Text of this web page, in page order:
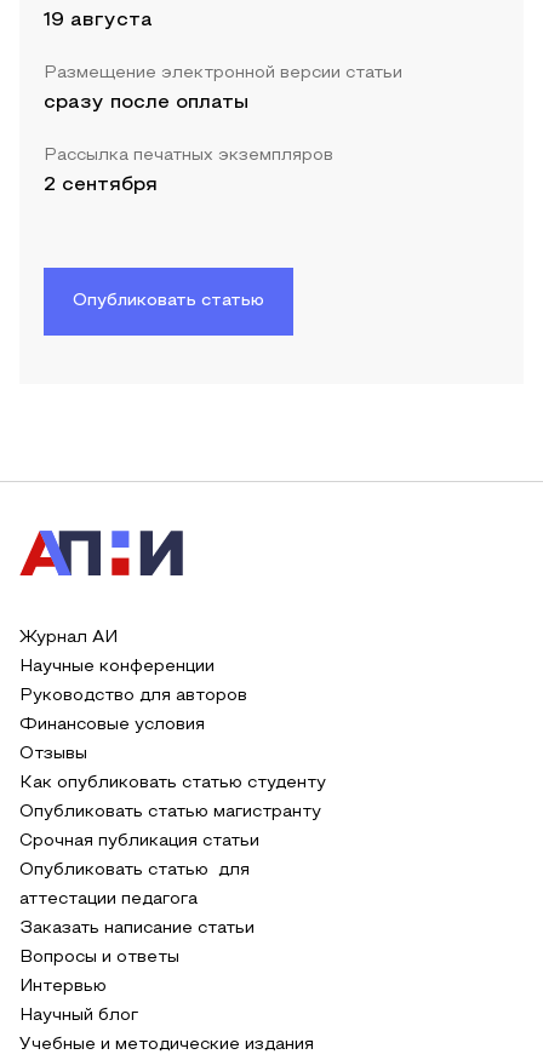
19 августа
Размещение электронной версии статьи
сразу после оплаты
Рассылка печатных экземпляров
2 сентября
Опубликовать статью
Журнал АИ
Научные конференции
Руководство для авторов
Финансовые условия
Отзывы
Как опубликовать статью студенту
Опубликовать статью магистранту
Срочная публикация статьи
Опубликовать статью для
аттестации педагога
Заказать написание статьи
Вопросы и ответы
Интервью
Научный блог
Учебные и методические издания